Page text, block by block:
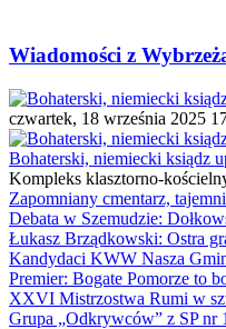
Wiadomości z
czwartek, 18 września 2025
Bohaterski, niemiecki ksiądz
Kompleks klasztorno-
Zapomniany cmentarz,
Debata w Szemudzie:
Łukasz Brządkowski: Ostra
Kandydaci KWW Nasza
Premier: Bogate Pomorze to
XXVI Mistrzostwa Rumi w
Grupa „Odkrywców” z SP nr